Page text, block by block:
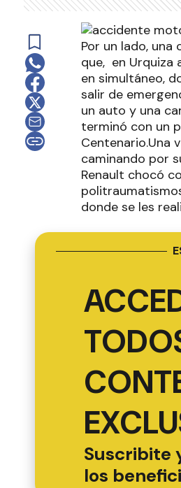
Por un lado,
que, en Urquiza
en simultáneo,
salir de
un auto y una
terminó con un
Centenario.Una
caminando por
Renault chocó
donde se les
Suscribite
los